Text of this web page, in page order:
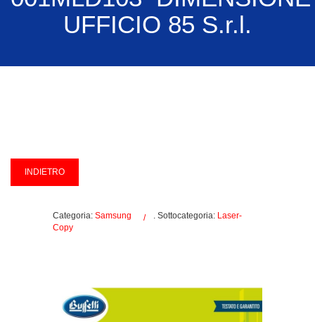
UFFICIO 85 S.r.l.
Categoria: Samsung . Sottocategoria: Laser-
Copy